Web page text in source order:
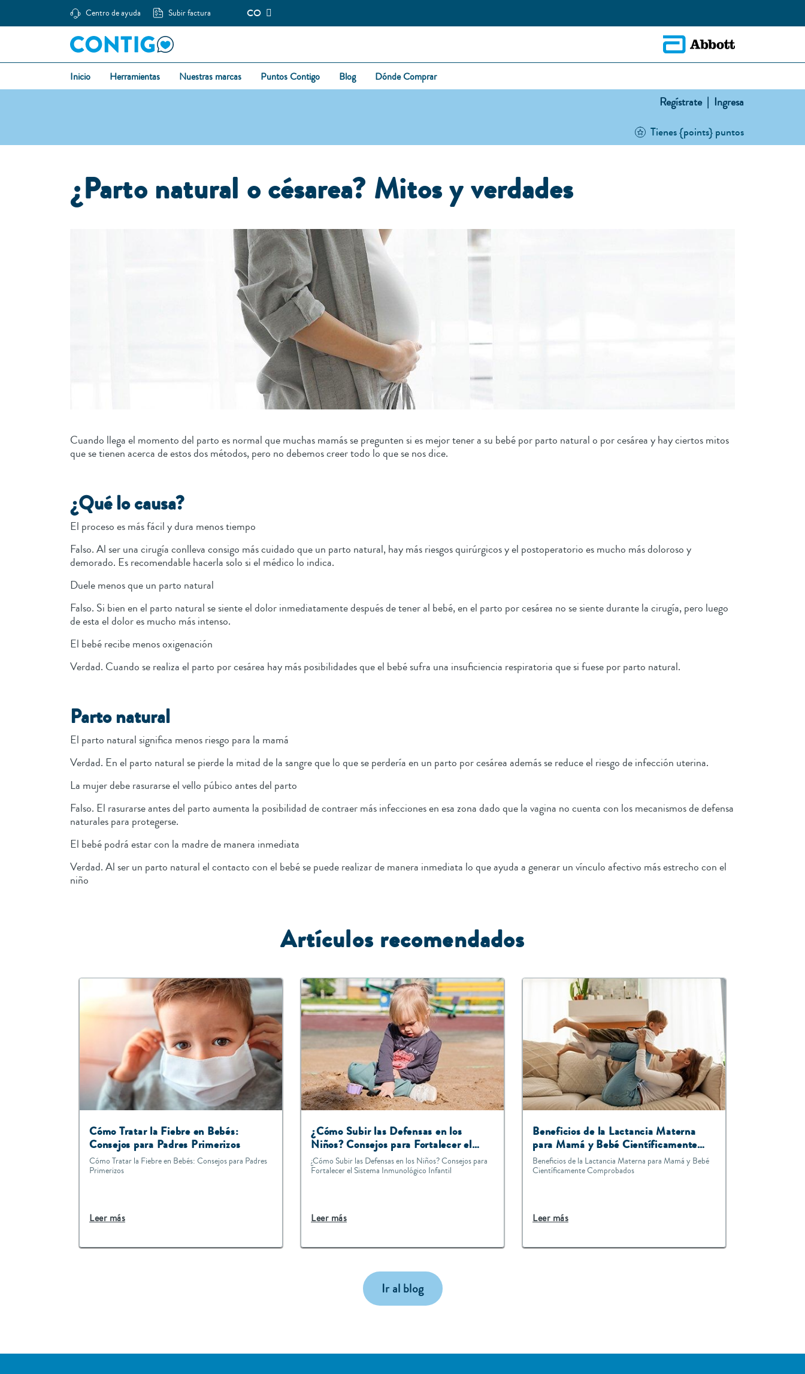
Centro de ayuda Subir factura CO
Inicio Herramientas Nuestras marcas Puntos Contigo Blog Dónde Comprar
Regístrate | Ingresa
Tienes {points} puntos
¿Parto natural o césarea? Mitos y verdades
Cuando llega el momento del parto es normal que muchas mamás se pregunten si es mejor tener a su bebé por parto natural o por cesárea y hay ciertos mitos
que se tienen acerca de estos dos métodos, pero no debemos creer todo lo que se nos dice.
¿Qué lo causa?
El proceso es más fácil y dura menos tiempo
Falso. Al ser una cirugía conlleva consigo más cuidado que un parto natural, hay más riesgos quirúrgicos y el postoperatorio es mucho más doloroso y
demorado. Es recomendable hacerla solo si el médico lo indica.
Duele menos que un parto natural
Falso. Si bien en el parto natural se siente el dolor inmediatamente después de tener al bebé, en el parto por cesárea no se siente durante la cirugía, pero luego
de esta el dolor es mucho más intenso.
El bebé recibe menos oxigenación
Verdad. Cuando se realiza el parto por cesárea hay más posibilidades que el bebé sufra una insuficiencia respiratoria que si fuese por parto natural.
Parto natural
El parto natural significa menos riesgo para la mamá
Verdad. En el parto natural se pierde la mitad de la sangre que lo que se perdería en un parto por cesárea además se reduce el riesgo de infección uterina.
La mujer debe rasurarse el vello púbico antes del parto
Falso. El rasurarse antes del parto aumenta la posibilidad de contraer más infecciones en esa zona dado que la vagina no cuenta con los mecanismos de defensa
naturales para protegerse.
El bebé podrá estar con la madre de manera inmediata
Verdad. Al ser un parto natural el contacto con el bebé se puede realizar de manera inmediata lo que ayuda a generar un vínculo afectivo más estrecho con el
niño
Artículos recomendados
Cómo Tratar la Fiebre en Bebés:
Consejos para Padres Primerizos
Cómo Tratar la Fiebre en Bebés: Consejos para Padres
Primerizos
Leer más
¿Cómo Subir las Defensas en los
Niños? Consejos para Fortalecer el
Sistema Inmunológico Infantil
¿Cómo Subir las Defensas en los Niños? Consejos para
Fortalecer el Sistema Inmunológico Infantil
Leer más
Beneficios de la Lactancia Materna
para Mamá y Bebé Científicamente
Comprobados
Beneficios de la Lactancia Materna para Mamá y Bebé
Científicamente Comprobados
Leer más
Ir al blog